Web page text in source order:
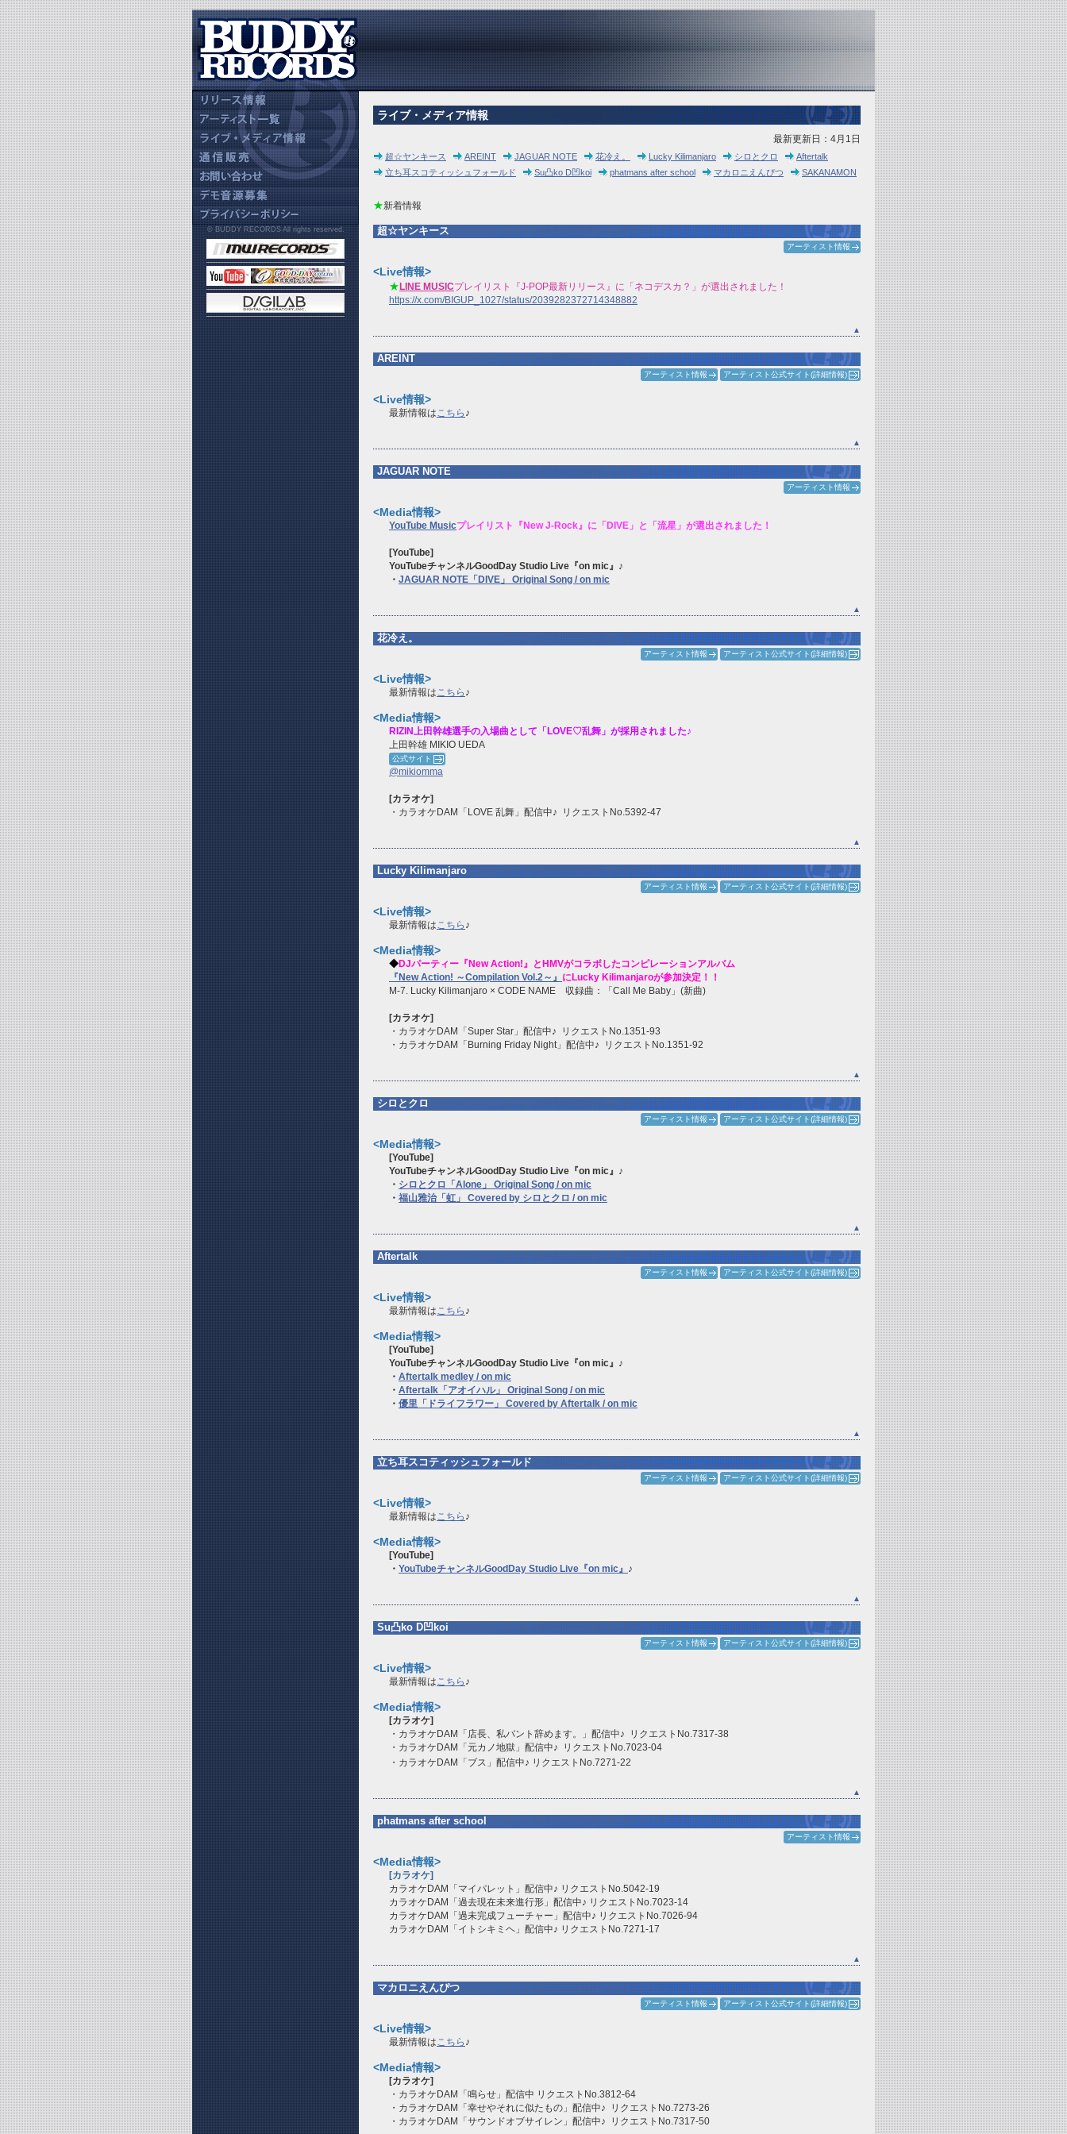
ライブ・メディア情報
最新更新日：4月1日
超☆ヤンキース AREINT JAGUAR NOTE 花冷え。 Lucky Kilimanjaro シロとクロ
Aftertalk
立ち耳スコティッシュフォールド
Su凸ko D凹koi phatmans after school マカロニえんぴつ SAKANAMON
★新着情報
超☆ヤンキース
アーティスト情報
<Live情報>
★ LINE MUSICプレイリスト『J-POP最新リリース』に「ネコデスカ？」が選出されました！
https://x.com/BIGUP_1027/status/2039282372714348882
▲
AREINT
アーティスト情報 アーティスト公式サイト(詳細情報)
<Live情報>
最新情報はこちら ♪
▲
JAGUAR NOTE
アーティスト情報
<Media情報>
YouTube Musicプレイリスト『New J-Rock』に「DIVE」と「流星」が選出されました！
[YouTube]
YouTubeチャンネルGoodDay Studio Live『on mic』 ♪
・ JAGUAR NOTE「DIVE」 Original Song / on mic
▲
花冷え。
アーティスト情報 アーティスト公式サイト(詳細情報)
<Live情報>
最新情報はこちら ♪
<Media情報>
RIZIN上田幹雄選手の入場曲として「LOVE♡乱舞」が採用されました♪
上田幹雄 MIKIO UEDA
公式サイト
@mikiomma
[カラオケ]
・カラオケDAM「LOVE 乱舞」配信中♪ リクエストNo.5392-47
▲
Lucky Kilimanjaro
アーティスト情報 アーティスト公式サイト(詳細情報)
<Live情報>
最新情報はこちら ♪
<Media情報>
◆DJパーティー『New Action!』とHMVがコラボしたコンピレーションアルバム
『New Action! ～Compilation Vol.2～』 にLucky Kilimanjaroが参加決定！！
M-7. Lucky Kilimanjaro × CODE NAME 収録曲：「Call Me Baby」(新曲)
[カラオケ]
・カラオケDAM「Super Star」配信中♪ リクエストNo.1351-93
・カラオケDAM「Burning Friday Night」配信中♪ リクエストNo.1351-92
▲
シロとクロ
アーティスト情報 アーティスト公式サイト(詳細情報)
<Media情報>
[YouTube]
YouTubeチャンネルGoodDay Studio Live『on mic』 ♪
・ シロとクロ「Alone」 Original Song / on mic
・ 福山雅治「虹」 Covered by シロとクロ / on mic
▲
Aftertalk
アーティスト情報 アーティスト公式サイト(詳細情報)
<Live情報>
最新情報はこちら ♪
<Media情報>
[YouTube]
YouTubeチャンネルGoodDay Studio Live『on mic』 ♪
・ Aftertalk medley / on mic
・ Aftertalk「アオイハル」 Original Song / on mic
・ 優里「ドライフラワー」 Covered by Aftertalk / on mic
▲
立ち耳スコティッシュフォールド
アーティスト情報 アーティスト公式サイト(詳細情報)
<Live情報>
最新情報はこちら ♪
<Media情報>
[YouTube]
・ YouTubeチャンネルGoodDay Studio Live『on mic』 ♪
▲
Su凸ko D凹koi
アーティスト情報 アーティスト公式サイト(詳細情報)
<Live情報>
最新情報はこちら ♪
<Media情報>
[カラオケ]
・カラオケDAM「店長、私バント辞めます。」配信中♪ リクエストNo.7317-38
・カラオケDAM「元カノ地獄」配信中♪ リクエストNo.7023-04
・カラオケDAM「ブス」配信中♪ リクエストNo.7271-22
▲
phatmans after school
アーティスト情報
<Media情報>
[カラオケ]
カラオケDAM「マイパレット」配信中♪ リクエストNo.5042-19
カラオケDAM「過去現在未来進行形」配信中♪ リクエストNo.7023-14
カラオケDAM「過未完成フューチャー」配信中♪ リクエストNo.7026-94
カラオケDAM「イトシキミヘ」配信中♪ リクエストNo.7271-17
▲
マカロニえんぴつ
アーティスト情報 アーティスト公式サイト(詳細情報)
<Live情報>
最新情報はこちら ♪
<Media情報>
[カラオケ]
・カラオケDAM「鳴らせ」配信中 リクエストNo.3812-64
・カラオケDAM「幸せやそれに似たもの」配信中♪ リクエストNo.7273-26
・カラオケDAM「サウンドオブサイレン」配信中♪ リクエストNo.7317-50
© BUDDY RECORDS All rights reserved.